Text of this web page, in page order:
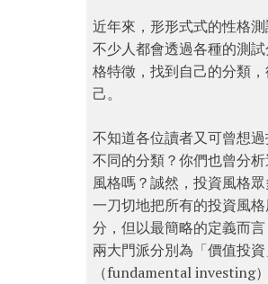
近年來，形形式式的性格測
不少人都會透過各種的測
格特徵，找到自己的分類
己。
不知道各位讀者又可曾想
不同的分類？你們也曾分
風格嗎？誠然，投資風格
一刀切地把所有的投資風
分，但以最簡略的定義而
兩大門派分別為「價值投資
（fundamental investing